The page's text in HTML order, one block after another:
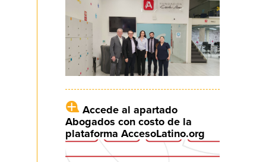
Accede al apartado
Abogados con costo de la
plataforma AccesoLatino.org